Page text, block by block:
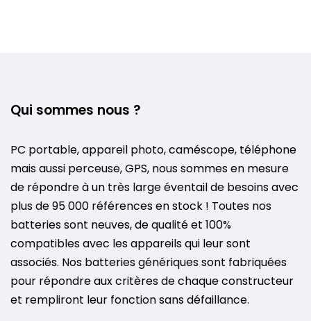
Qui sommes nous ?
PC portable, appareil photo, caméscope, téléphone
mais aussi perceuse, GPS, nous sommes en mesure
de répondre à un très large éventail de besoins avec
plus de 95 000 références en stock ! Toutes nos
batteries sont neuves, de qualité et 100%
compatibles avec les appareils qui leur sont
associés. Nos batteries génériques sont fabriquées
pour répondre aux critères de chaque constructeur
et rempliront leur fonction sans défaillance.